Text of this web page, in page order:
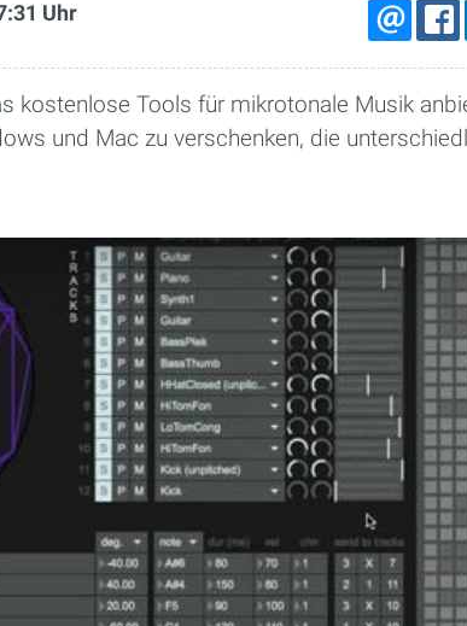
Uhr EMAIL
kostenlose Tools für mikrotonale Musik
und Mac zu verschenken, die